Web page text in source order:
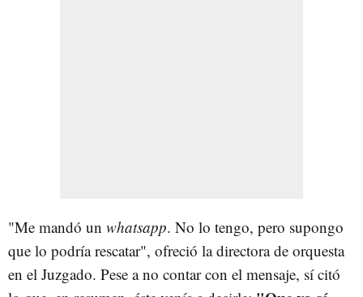
"Me mandó un whatsapp. No lo tengo, pero supongo
que lo podría rescatar", ofreció la directora de orquesta
en el Juzgado. Pese a no contar con el mensaje, sí citó